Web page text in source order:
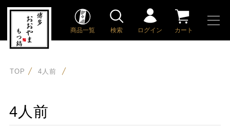
商品一覧 検索 ログイン カート
TOP 4人前
4人前